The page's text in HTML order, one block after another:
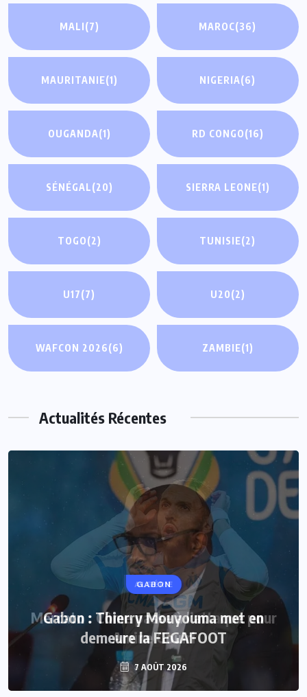
MALI(7) MAROC(36)
MAURITANIE(1) NIGERIA(6)
OUGANDA(1) RD CONGO(16)
SÉNÉGAL(20) SIERRA LEONE(1)
TOGO(2) TUNISIE(2)
U17(7) U20(2)
WAFCON 2026(6) ZAMBIE(1)
Actualités Récentes
GABON
Gabon : Thierry Mouyouma met en
demeure la FEGAFOOT
7 AOÛT 2026